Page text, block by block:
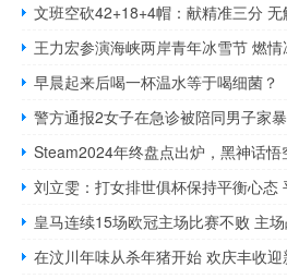
文班空砍42+18+4帽：献精准三分
王力宏参演海峡两岸青年冰雪节 燃
早晨起来后喝一杯温水等于喝细菌？
警方通报2女子在急诊被陪同男子家
Steam2024年终盘点出炉，黑神话
刘立雯：打女排世俱杯保持平衡心态
皇马连续15场欧冠主场比赛不败 主
在汶川年味从杀年猪开始 欢庆丰收迎